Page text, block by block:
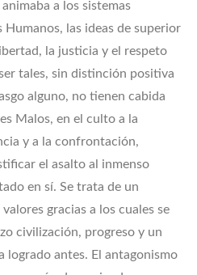
a los sistemas
las ideas de superior
la justicia y el respeto
tales, sin distinción positiva
alguno, no tienen cabida
Malos, en el culto a la
y a la confrontación,
el asalto al inmenso
en sí. Se trata de un
gracias a los cuales se
civilización, progreso y un
logrado antes. El antagonismo